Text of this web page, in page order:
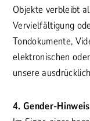
Objekte verbleibt
Vervielfältigung
Tondokumente,
elektronischen
unsere
4. Gender-Hinweis